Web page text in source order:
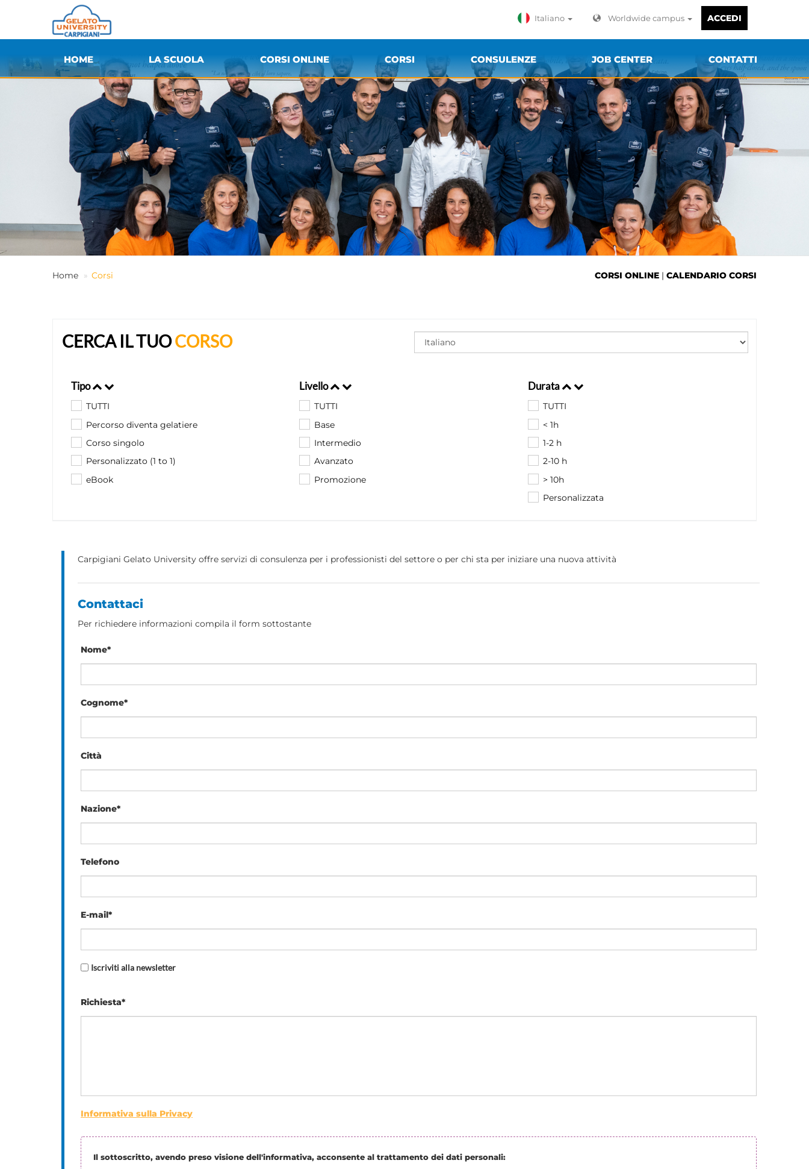
Italiano Worldwide campus ACCEDI
HOME LA SCUOLA CORSI ONLINE CORSI CONSULENZE JOB CENTER CONTATTI
Home Corsi CORSI ONLINE | CALENDARIO CORSI
CERCA IL TUOCORSO
Tipo
TUTTI
Percorso diventa gelatiere
Corso singolo
Personalizzato (1 to 1)
eBook
Livello
TUTTI
Base
Intermedio
Avanzato
Promozione
Durata
TUTTI
< 1h
1-2 h
2-10 h
> 10h
Personalizzata
Carpigiani Gelato University offre servizi di consulenza per i professionisti del settore o per chi sta per iniziare una nuova attività
Contattaci
Per richiedere informazioni compila il form sottostante
Nome*
Cognome*
Città
Nazione*
Telefono
E-mail*
Iscriviti alla newsletter
Richiesta*
Informativa sulla Privacy
Il sottoscritto, avendo preso visione dell'informativa, acconsente al trattamento dei dati personali: